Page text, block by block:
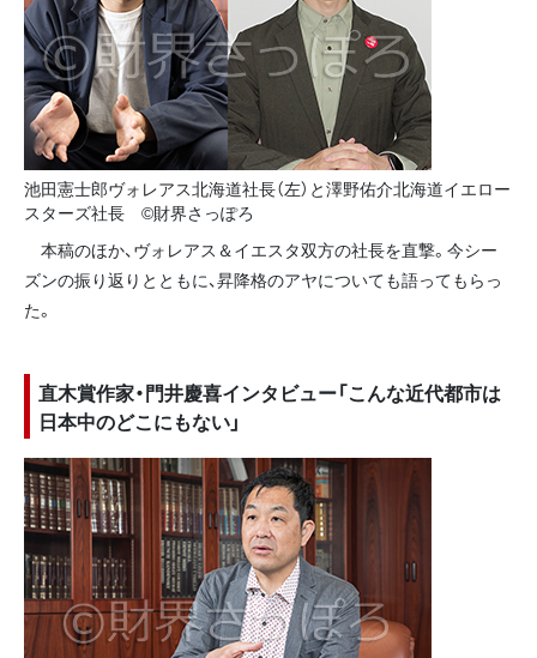
池田憲士郎ヴォレアス北海道社長（左）と澤野佑介北海道イエロー
スターズ社長 ©財界さっぽろ
本稿のほか、ヴォレアス＆イエスタ双方の社長を直撃。今シー
ズンの振り返りとともに、昇降格のアヤについても語ってもらっ
た。
直木賞作家・門井慶喜インタビュー「こんな近代都市は
日本中のどこにもない」